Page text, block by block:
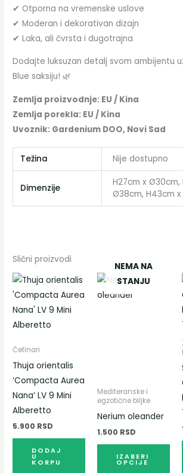
✔ Otporna na vremenske uslove
✔ Moderan i dekorativan dizajn
✔ Laka, ali čvrsta i dugotrajna
Dodajte luksuzan detalj svom ambijentu
Blue saksiju! 🌿
Zemlja proizvodnje: EU / Kina
Zemlja porekla: EU / Kina
Uvoznik: Gardenium DOO, Novi Sad
Težina Nije dostupno
Dimenzije
H27cm x Ø30cm,
Ø38cm, H43cm
Slični proizvodi
Četinari
Thuja orientalis
‘Compacta Aurea
Nana’ LV 9 Mini
Alberetto
5.900 RSD
DODAJ
U
KORPU
NEMA NA
STANJU
Mediteranske i
egzotične biljke
Nerium oleander
1.500 RSD
IZABERI
OPCIJE